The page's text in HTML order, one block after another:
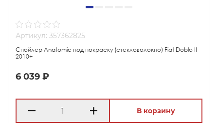
Артикул: 357362825
Спойлер Anatomic под покраску (стекловолокно) Fiat Doblo II
2010+
6 039 ₽
В корзину